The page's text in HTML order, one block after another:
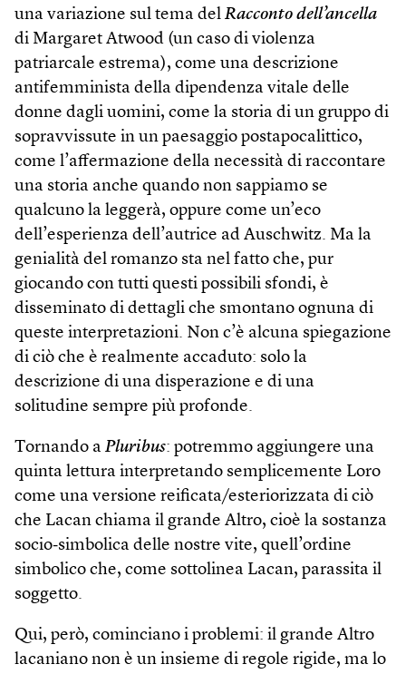
una variazione sul tema del Racconto dell’ancella
di Margaret Atwood (un caso di violenza
patriarcale estrema), come una descrizione
antifemminista della dipendenza vitale delle
donne dagli uomini, come la storia di un gruppo di
sopravvissute in un paesaggio postapocalittico,
come l’affermazione della necessità di raccontare
una storia anche quando non sappiamo se
qualcuno la leggerà, oppure come un’eco
dell’esperienza dell’autrice ad Auschwitz. Ma la
genialità del romanzo sta nel fatto che, pur
giocando con tutti questi possibili sfondi, è
disseminato di dettagli che smontano ognuna di
queste interpretazioni. Non c’è alcuna spiegazione
di ciò che è realmente accaduto: solo la
descrizione di una disperazione e di una
solitudine sempre più profonde.
Tornando a Pluribus: potremmo aggiungere una
quinta lettura interpretando semplicemente Loro
come una versione reificata/esteriorizzata di ciò
che Lacan chiama il grande Altro, cioè la sostanza
socio‑simbolica delle nostre vite, quell’ordine
simbolico che, come sottolinea Lacan, parassita il
soggetto.
Qui, però, cominciano i problemi: il grande Altro
lacaniano non è un insieme di regole rigide, ma lo